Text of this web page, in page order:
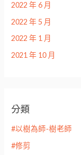
2022 年 6 月
2022 年 5 月
2022 年 1 月
2021 年 10 月
分類
#以樹為師-樹老師
#修剪